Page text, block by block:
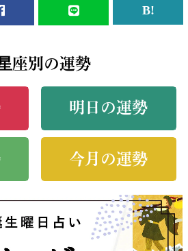
座別の運勢
明日の運勢
今月の運勢